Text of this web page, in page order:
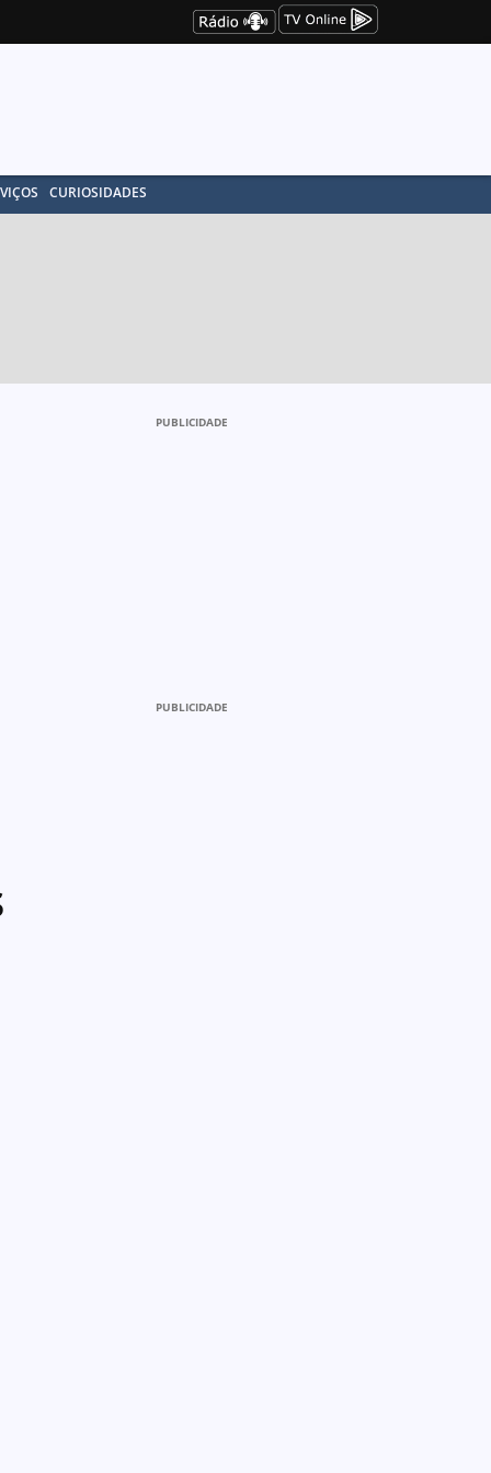
CURIOSIDADES
PUBLICIDADE
PUBLICIDADE